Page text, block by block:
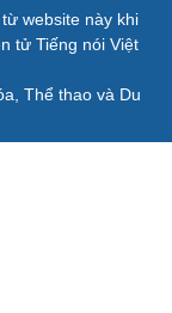
website này khi
tử Tiếng nói Việt
Thể thao và Du